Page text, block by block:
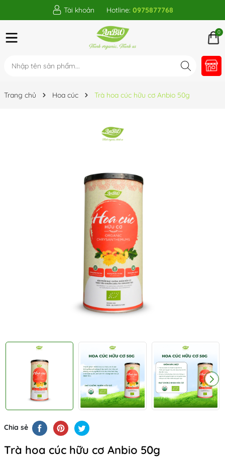
Tài khoản Hotline: 0975877768
0
Trang chủ Hoa cúc Trà hoa cúc hữu cơ Anbio 50g
Chia sẻ
Trà hoa cúc hữu cơ Anbio 50g